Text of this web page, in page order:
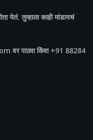
येतं. तुम्हाला काही मांडायचं
पाठवा किंवा +91 88284